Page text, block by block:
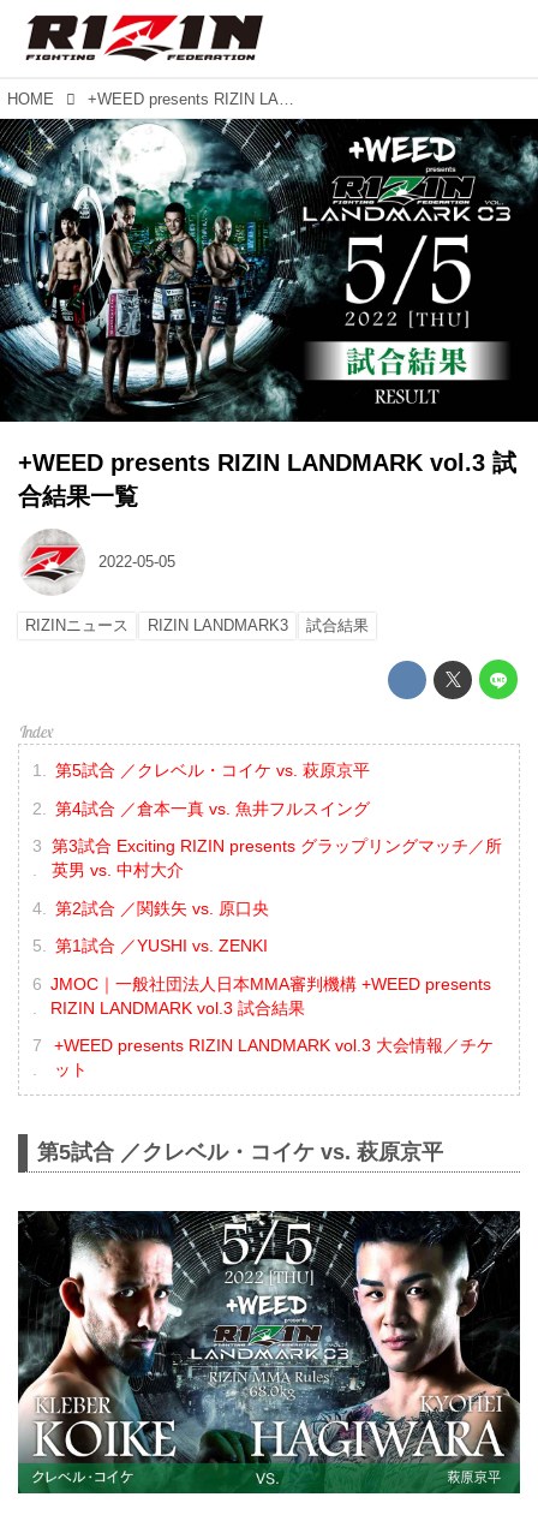
HOME +WEED presents RIZIN LANDMARK vol.3 試合結果一覧
+WEED presents RIZIN LANDMARK vol.3 試
合結果一覧
2022-05-05
RIZINニュース RIZIN LANDMARK3 試合結果
第5試合 ／クレベル・コイケ vs. 萩原京平
第4試合 ／倉本一真 vs. 魚井フルスイング
第3試合 Exciting RIZIN presents グラップリングマッチ／所
英男 vs. 中村大介
第2試合 ／関鉄矢 vs. 原口央
第1試合 ／YUSHI vs. ZENKI
JMOC｜一般社団法人日本MMA審判機構 +WEED presents
RIZIN LANDMARK vol.3 試合結果
+WEED presents RIZIN LANDMARK vol.3 大会情報／チケ
ット
第5試合 ／クレベル・コイケ vs. 萩原京平